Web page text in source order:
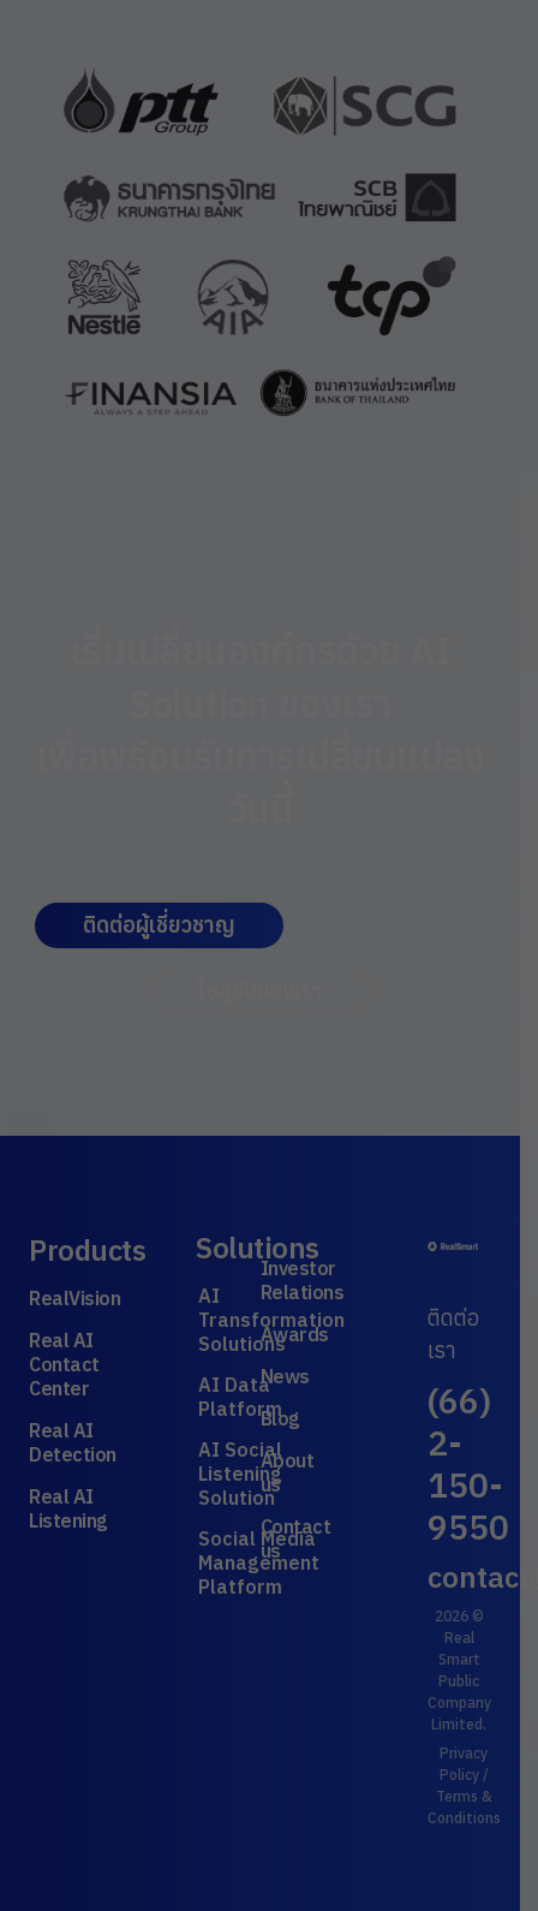
ติดต่อผู้เชี่ยวชาญ
ติดต่อ
เรา
(66)
2-
150-
9550
2026 ©
Real
Smart
Public
Company
Limited.
Privacy
Policy/
Terms &
Conditions
Products
RealVision
Real AI
Contact
Center
Real AI
Detection
Real AI
Listening
Solutions
AI
Transformation
Solutions
AI Data
Platform
AI Social
Listening
Solution
Social Media
Management
Platform
Investor
Relations
Awards
News
Blog
About
us
Contact
us